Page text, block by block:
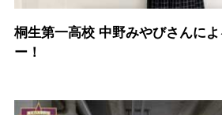
桐生第一高校 中野みやびさんに
ー！